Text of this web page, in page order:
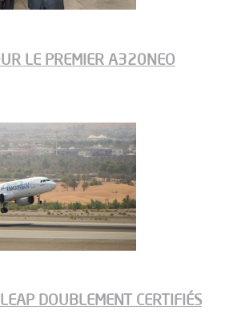
LE PREMIER A320NEO
DOUBLEMENT CERTIFIÉS